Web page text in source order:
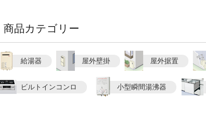
商品カテゴリー
給湯器 屋外壁掛 屋外据置
ビルトインコンロ 小型瞬間湯沸器